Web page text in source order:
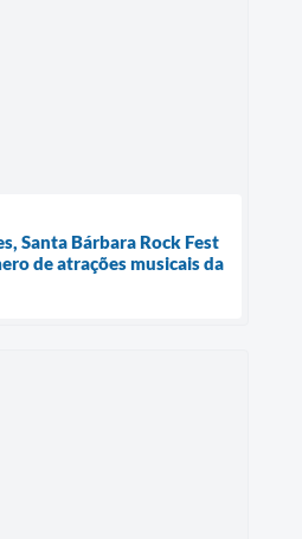
Santa Bárbara Rock Fest
de atrações musicais da